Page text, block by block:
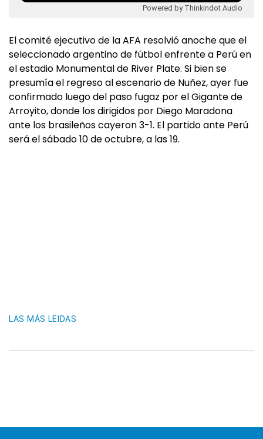
Powered by Thinkindot Audio
El comité ejecutivo de la AFA resolvió anoche que el
seleccionado argentino de fútbol enfrente a Perú en
el estadio Monumental de River Plate. Si bien se
presumía el regreso al escenario de Nuñez, ayer fue
confirmado luego del paso fugaz por el Gigante de
Arroyito, donde los dirigidos por Diego Maradona
ante los brasileños cayeron 3-1. El partido ante Perú
será el sábado 10 de octubre, a las 19.
LAS MÁS LEIDAS